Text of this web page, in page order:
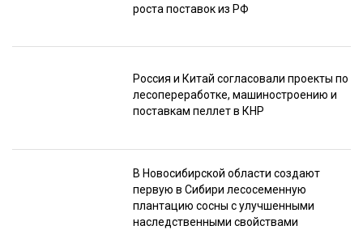
роста поставок из РФ
Россия и Китай согласовали проекты по
лесопереработке, машиностроению и
поставкам пеллет в КНР
В Новосибирской области создают
первую в Сибири лесосеменную
плантацию сосны с улучшенными
наследственными свойствами